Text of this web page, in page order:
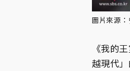
圖片來源：
《我的
越現代